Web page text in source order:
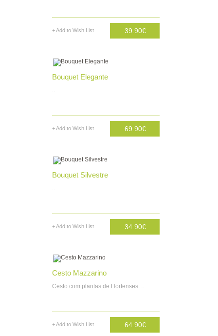
+ Add to Wish List 39.90€
Bouquet Elegante
..
+ Add to Wish List 69.90€
Bouquet Silvestre
..
+ Add to Wish List 34.90€
Cesto Mazzarino
Cesto com plantas de Hortenses. ..
+ Add to Wish List 64.90€